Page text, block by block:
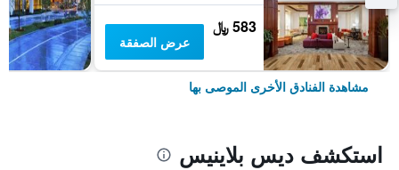
583 ﷼
عرض الصفقة
مشاهدة الفنادق الأخرى الموصى بها
استكشف ديس بلاينيس